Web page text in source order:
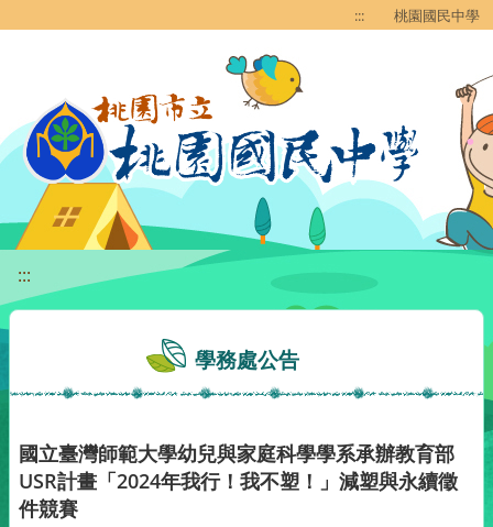
::: 桃園國民中學
:::
學務處公告
國立臺灣師範大學幼兒與家庭科學學系承辦教育部
USR計畫「2024年我行！我不塑！」減塑與永續徵
件競賽